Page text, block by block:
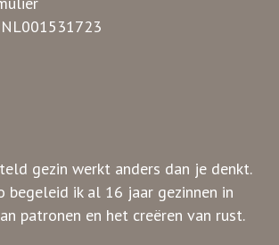
gezin werkt anders dan je denkt.
begeleid ik al 16 jaar gezinnen in
patronen en het creëren van rust.